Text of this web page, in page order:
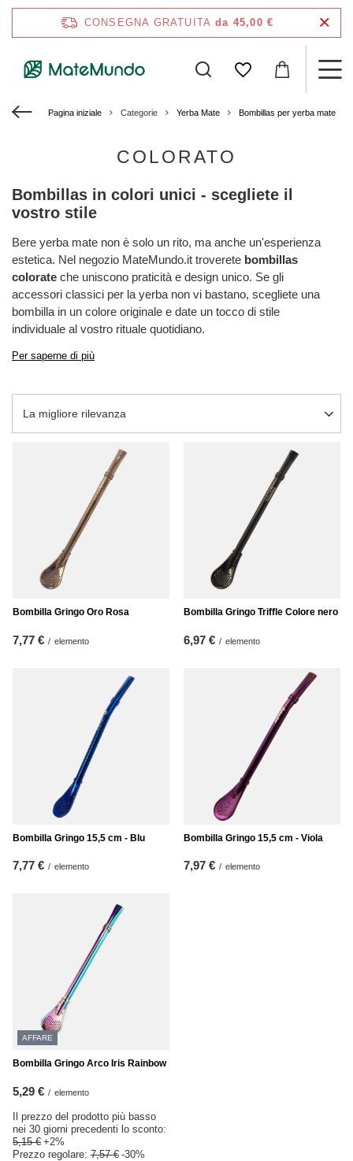
CONSEGNA GRATUITA da 45,00 €
Pagina iniziale Categorie Yerba Mate Bombillas per yerba mate
COLORATO
Bombillas in colori unici - scegliete il
vostro stile
Bere yerba mate non è solo un rito, ma anche un'esperienza
estetica. Nel negozio MateMundo.it troverete bombillas
colorate che uniscono praticità e design unico. Se gli
accessori classici per la yerba non vi bastano, scegliete una
bombilla in un colore originale e date un tocco di stile
individuale al vostro rituale quotidiano.
Per saperne di più
Modifica ordinamento
La migliore rilevanza
Bombilla Gringo Oro Rosa
7,77 € / elemento
Bombilla Gringo Triffle Colore nero
6,97 € / elemento
Bombilla Gringo 15,5 cm - Blu
7,77 € / elemento
Bombilla Gringo 15,5 cm - Viola
7,97 € / elemento
AFFARE
Bombilla Gringo Arco Iris Rainbow
5,29 € / elemento
Il prezzo del prodotto più basso
nei 30 giorni precedenti lo sconto:
5,15 € +2%
Prezzo regolare: 7,57 € -30%